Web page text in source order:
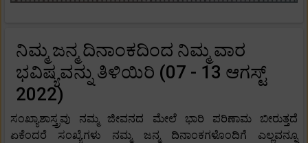
ನಿಮ್ಮ ಜನ್ಮ ದಿನಾಂಕದಿಂದ ನಿಮ್ಮ ವಾರ
ಭವಿಷ್ಯವನ್ನು ತಿಳಿಯಿರಿ (07 - 13 ಆಗಸ್ಟ್
2022)
ಸಂಖ್ಯಾಶಾಸ್ತ್ರವು ನಮ್ಮ ಜೀವನದ ಮೇಲೆ ಭಾರಿ ಪರಿಣಾಮ ಬೀರುತ್ತದೆ
ಏಕೆಂದರೆ ಸಂಖ್ಯೆಗಳು ನಮ್ಮ ಜನ್ಮ ದಿನಾಂಕಗಳೊಂದಿಗೆ ಎಲ್ಲವನ್ನೂ